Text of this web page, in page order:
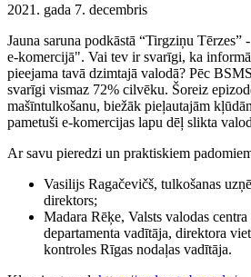
2021. gada 7. decembris
Jauna saruna podkāstā “Tirgziņu
e-komercijā". Vai tev ir svarīgi, ka
pieejama tavā dzimtajā valodā? Pēc
svarīgi vismaz 72% cilvēku. Šoreiz
mašīntulkošanu, biežāk pieļautajām
pametuši e-komercijas lapu dēļ slikta
Ar savu pieredzi un praktiskiem
Vasilijs Ragačevičš, tulkošanas
direktors;
Madara Rēķe, Valsts valodas
departamenta vadītāja, direktora
kontroles Rīgas nodaļas vadītāja.